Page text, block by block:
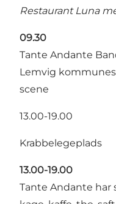
Restaurant Luna
09.30
Tante Andante
Lemvig
scene
13.00-19.00
Krabbelegeplads
13.00-19.00
Tante Andante har